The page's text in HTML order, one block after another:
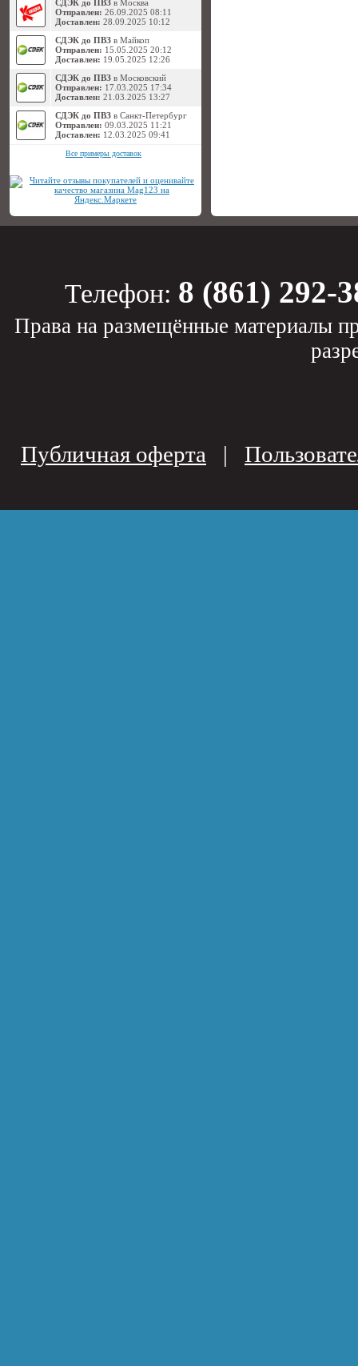
СДЭК до ПВЗ в Москва
Отправлен: 26.09.2025 08:11
Доставлен: 28.09.2025 10:12
СДЭК до ПВЗ в Майкоп
Отправлен: 15.05.2025 20:12
Доставлен: 19.05.2025 12:26
СДЭК до ПВЗ в Московский
Отправлен: 17.03.2025 17:34
Доставлен: 21.03.2025 13:27
СДЭК до ПВЗ в Санкт-Петербург
Отправлен: 09.03.2025 11:21
Доставлен: 12.03.2025 09:41
Все примеры доставок
Телефон: 8 (861) 292-
Права на размещённые материалы
Публичная оферта |